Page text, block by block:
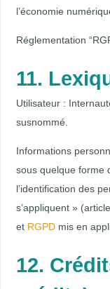
l’économie
Réglementation
11.
Utilisateur :
susnommé.
Informations
sous quelque forme
l’identification des
s’appliquent »
et RGPDmis en
12.